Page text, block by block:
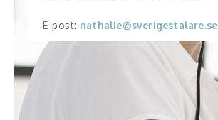
E-post: nathalie@sverigestalare.se